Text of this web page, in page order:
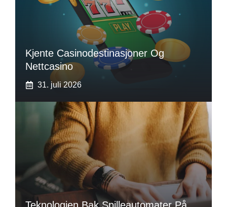
Kjente Casinodestinasjoner Og
Nettcasino
31. juli 2026